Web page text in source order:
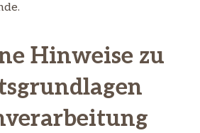
Hinweise zu